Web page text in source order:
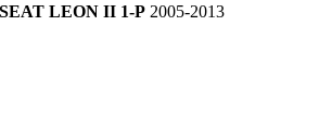
SEAT LEON II 1-P 2005-2013